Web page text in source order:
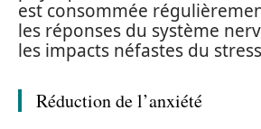
est consommée
les réponses du système
les impacts néfastes du
Réduction de l’anxiété